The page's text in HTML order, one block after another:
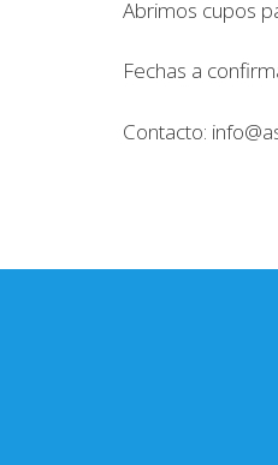
Abrimos cupos
Fechas a
Contacto: